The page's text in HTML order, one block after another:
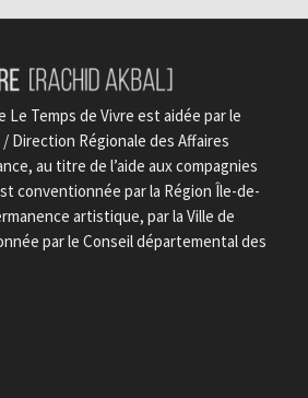
Le Temps de Vivre est aidée par le
Direction Régionale des Affaires
au titre de l’aide aux compagnies
conventionnée par la Région Île-de-
artistique, par la Ville de
par le Conseil départemental des